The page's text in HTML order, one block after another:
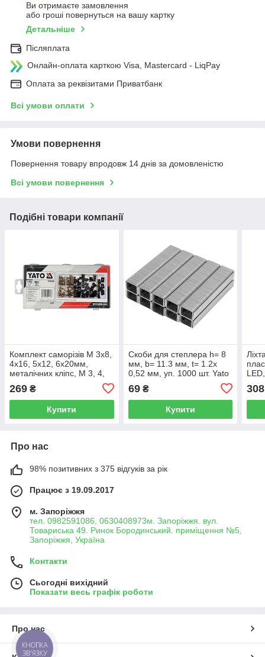
Ви отримаєте замовлення
або гроші повернуться на вашу картку
Детальніше
Післяплата
Онлайн-оплата карткою Visa, Mastercard - LiqPay
Оплата за реквізитами Приватбанк
Всі умови оплати
Умови повернення
Повернення товару впродовж 14 днів за домовленістю
Всі умови повернення
Подібні товари компанії
Комплект саморізів М 3х8,
4х16, 5х12, 6х20мм,
металічних кліпс, М 3, 4,
06780
269 ₴
Купити
Скоби для степлера h= 8
мм, b= 11.3 мм, t= 1.2х
0,52 мм, уп. 1000 шт. Yato
69₴
Купити
308
Про нас
98% позитивних з 375 відгуків за рік
Працює з 19.09.2017
м. Запоріжжя
тел. 0982591086, 0630408973м. Запоріжжя. вул.
Товариська 49. Ринок Бородинський. приміщення №5,
Запоріжжя, Україна
Контакти
Сьогодні вихідний
Показати весь графік роботи
Про нас
КНОПКА
ЗВ'ЯЗКУ